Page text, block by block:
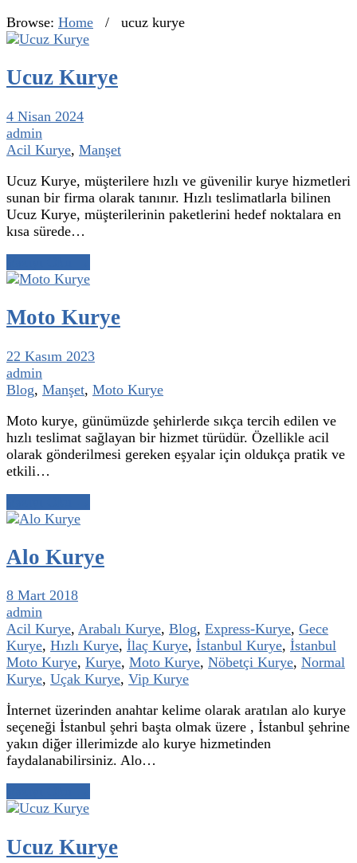
Browse: Home / ucuz kurye
Ucuz Kurye
4 Nisan 2024
admin
Acil Kurye, Manşet
Ucuz Kurye, müşterilere hızlı ve güvenilir kurye hizmetleri
sunan bir firma olarak tanınır. Hızlı teslimatlarla bilinen
Ucuz Kurye, müşterilerinin paketlerini hedef noktalara en
kısa sürede…
Moto Kurye
22 Kasım 2023
admin
Blog, Manşet, Moto Kurye
Moto kurye, günümüzde şehirlerde sıkça tercih edilen ve
hızlı teslimat sağlayan bir hizmet türüdür. Özellikle acil
olarak gönderilmesi gereken eşyalar için oldukça pratik ve
etkili…
Alo Kurye
8 Mart 2018
admin
Acil Kurye, Arabalı Kurye, Blog, Express-Kurye, Gece
Kurye, Hızlı Kurye, İlaç Kurye, İstanbul Kurye, İstanbul
Moto Kurye, Kurye, Moto Kurye, Nöbetçi Kurye, Normal
Kurye, Uçak Kurye, Vip Kurye
İnternet üzerinden anahtar kelime olarak aratılan alo kurye
seçeneği İstanbul şehri başta olmak üzere , İstanbul şehrine
yakın diğer illerimizde alo kurye hizmetinden
faydalanabilirsiniz. Alo…
Ucuz Kurye